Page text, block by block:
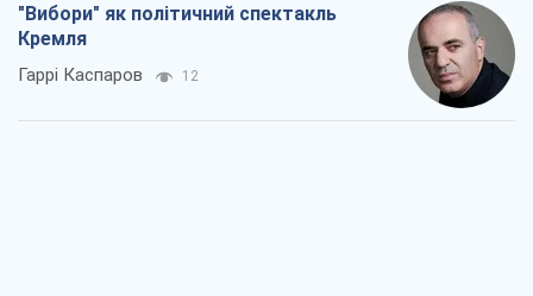
"Вибори" як політичний спектакль
Кремля
Гаррі Каспаров 12